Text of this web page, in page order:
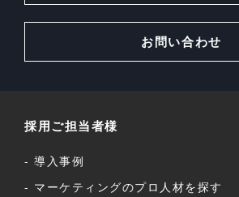
お問い合わせ
採用ご担当者様
導入事例
マーケティングのプロ人材を探す